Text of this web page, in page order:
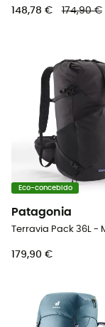
148,78 € 174,90 €
Eco-concebido
Patagonia
179,90 €